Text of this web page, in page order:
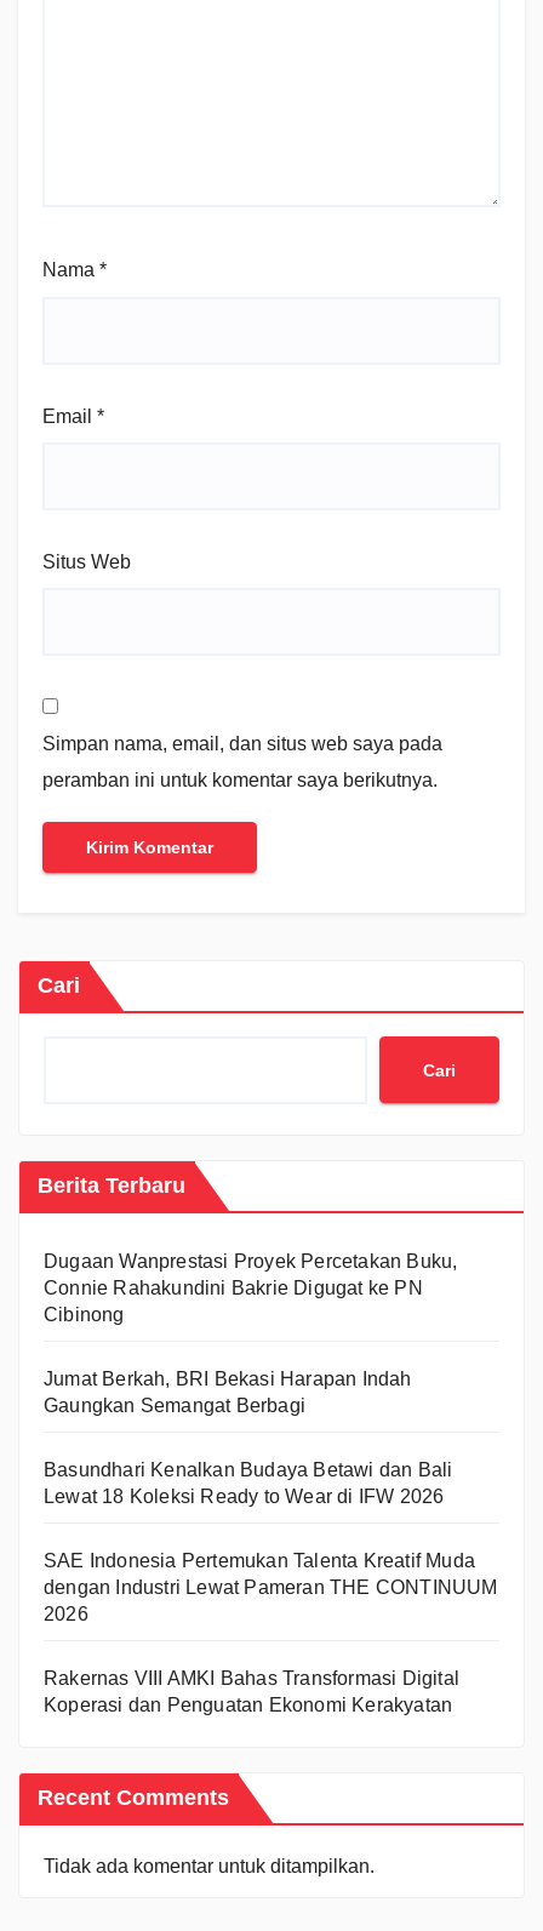
Nama *
Email *
Situs Web
Simpan nama, email, dan situs web saya pada
peramban ini untuk komentar saya berikutnya.
Cari
Cari
Berita Terbaru
Dugaan Wanprestasi Proyek Percetakan Buku,
Connie Rahakundini Bakrie Digugat ke PN
Cibinong
Jumat Berkah, BRI Bekasi Harapan Indah
Gaungkan Semangat Berbagi
Basundhari Kenalkan Budaya Betawi dan Bali
Lewat 18 Koleksi Ready to Wear di IFW 2026
SAE Indonesia Pertemukan Talenta Kreatif Muda
dengan Industri Lewat Pameran THE CONTINUUM
2026
Rakernas VIII AMKI Bahas Transformasi Digital
Koperasi dan Penguatan Ekonomi Kerakyatan
Recent Comments
Tidak ada komentar untuk ditampilkan.